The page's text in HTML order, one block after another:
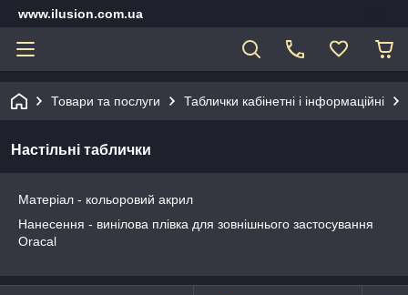
www.ilusion.com.ua
Товари та послуги Таблички кабінетні і інформаційні
Настільні таблички
Матеріал - кольоровий акрил
Нанесення - винілова плівка для зовнішнього застосування
Oracal